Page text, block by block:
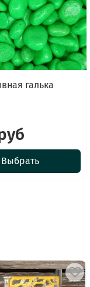
галька
Выбрать